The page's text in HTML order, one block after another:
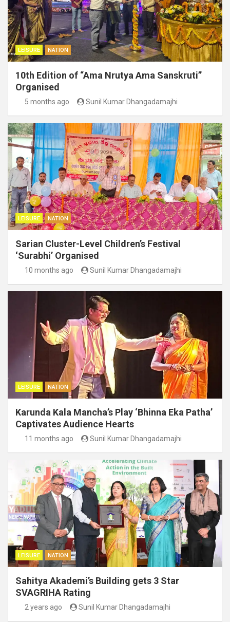
LEISURE NATION
10th Edition of “Ama Nrutya Ama Sanskruti”
Organised
5 months ago Sunil Kumar Dhangadamajhi
LEISURE NATION
Sarian Cluster-Level Children’s Festival
‘Surabhi’ Organised
10 months ago Sunil Kumar Dhangadamajhi
LEISURE NATION
Karunda Kala Mancha’s Play ‘Bhinna Eka Patha’
Captivates Audience Hearts
11 months ago Sunil Kumar Dhangadamajhi
LEISURE NATION
Sahitya Akademi’s Building gets 3 Star
SVAGRIHA Rating
2 years ago Sunil Kumar Dhangadamajhi